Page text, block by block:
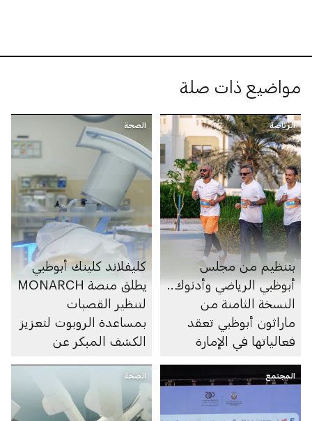
مواضيع ذات صلة
الرياضة
بتنظيم من مجلس
أبوظبي الرياضي وأدنوك..
النسخة الثامنة من
ماراثون أبوظبي تعقد
فعالياتها في الإمارة
الصحة
كليفلاند كلينك أبوظبي
يطلق منصة MONARCH
لتنظير القصبات
بمساعدة الروبوت لتعزيز
الكشف المبكر عن
المجتمع الصحة